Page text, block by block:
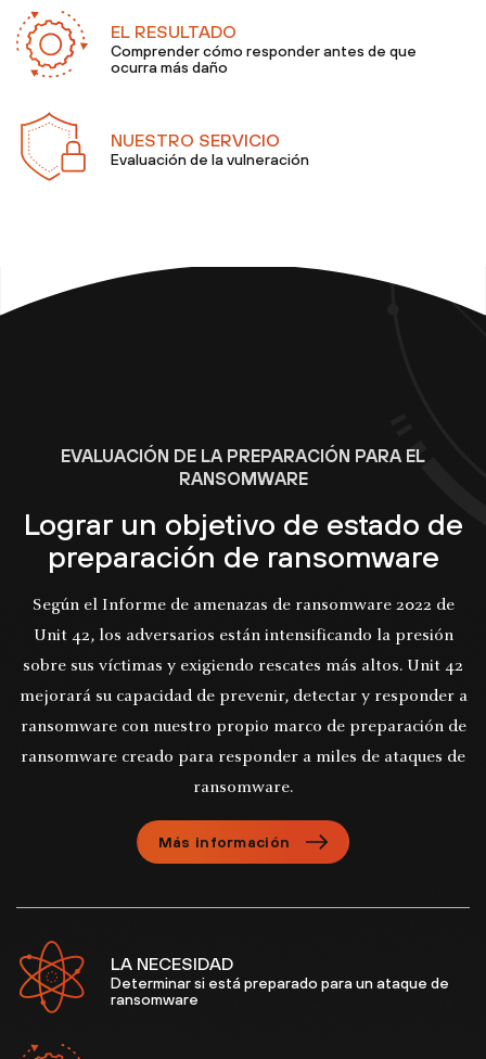
EL RESULTADO
Comprender cómo responder antes de que
ocurra más daño
NUESTRO SERVICIO
Evaluación de la vulneración
EVALUACIÓN DE LA PREPARACIÓN PARA EL
RANSOMWARE
Lograr un objetivo de estado de
preparación de ransomware
Según el Informe de amenazas de ransomware 2022 de
Unit 42, los adversarios están intensificando la presión
sobre sus víctimas y exigiendo rescates más altos. Unit 42
mejorará su capacidad de prevenir, detectar y responder a
ransomware con nuestro propio marco de preparación de
ransomware creado para responder a miles de ataques de
ransomware.
Más información
LA NECESIDAD
Determinar si está preparado para un ataque de
ransomware